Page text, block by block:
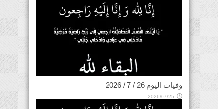
وفيات اليوم 26 / 7 / 2026
2026/07/25